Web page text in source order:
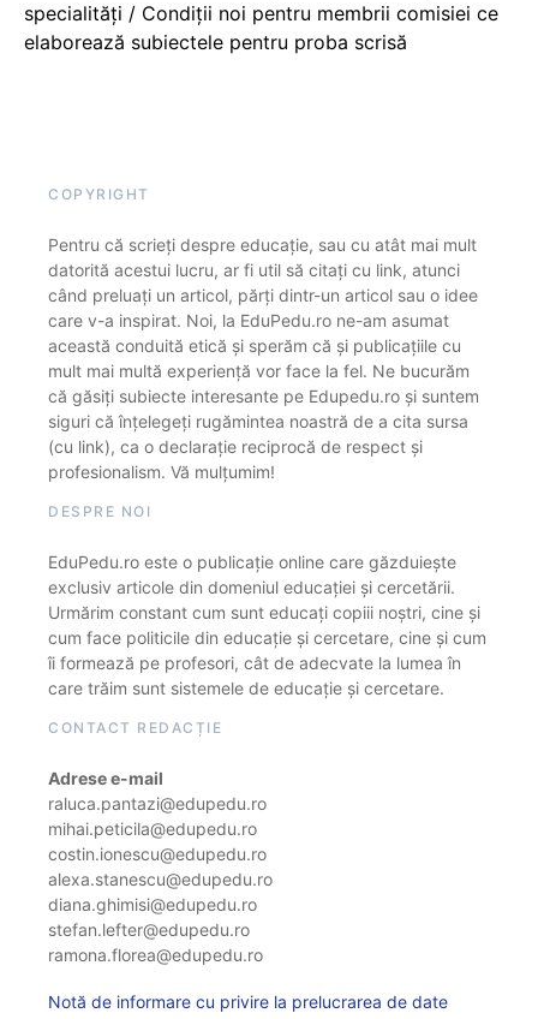
specialități / Condiții noi pentru membrii comisiei ce
elaborează subiectele pentru proba scrisă
COPYRIGHT
Pentru că scrieți despre educație, sau cu atât mai mult
datorită acestui lucru, ar fi util să citați cu link, atunci
când preluați un articol, părți dintr-un articol sau o idee
care v-a inspirat. Noi, la EduPedu.ro ne-am asumat
această conduită etică și sperăm că și publicațiile cu
mult mai multă experiență vor face la fel. Ne bucurăm
că găsiți subiecte interesante pe Edupedu.ro și suntem
siguri că înțelegeți rugămintea noastră de a cita sursa
(cu link), ca o declarație reciprocă de respect și
profesionalism. Vă mulțumim!
DESPRE NOI
EduPedu.ro este o publicație online care găzduiește
exclusiv articole din domeniul educației și cercetării.
Urmărim constant cum sunt educați copiii noștri, cine și
cum face politicile din educație și cercetare, cine și cum
îi formează pe profesori, cât de adecvate la lumea în
care trăim sunt sistemele de educație și cercetare.
CONTACT REDACȚIE
Adrese e-mail
raluca.pantazi@edupedu.ro
mihai.peticila@edupedu.ro
costin.ionescu@edupedu.ro
alexa.stanescu@edupedu.ro
diana.ghimisi@edupedu.ro
stefan.lefter@edupedu.ro
ramona.florea@edupedu.ro
Notă de informare cu privire la prelucrarea de date